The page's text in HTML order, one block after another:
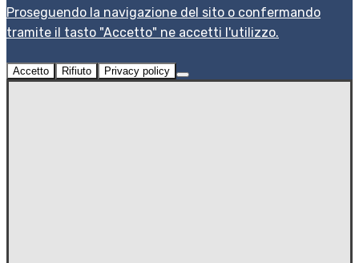
Proseguendo la navigazione del sito o confermando
tramite il tasto "Accetto" ne accetti l'utilizzo.
Accetto Rifiuto Privacy policy